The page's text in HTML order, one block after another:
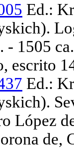
Ed.:
- 1505
escrito
Ed.:
López
de,